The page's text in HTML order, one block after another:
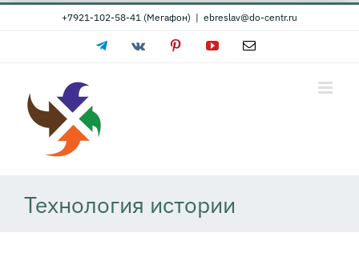
Skip
+7921-102-58-41 (Мегафон) | ebreslav@do-centr.ru
TelegramVk PinterestYouTubeEmail
Технология истории